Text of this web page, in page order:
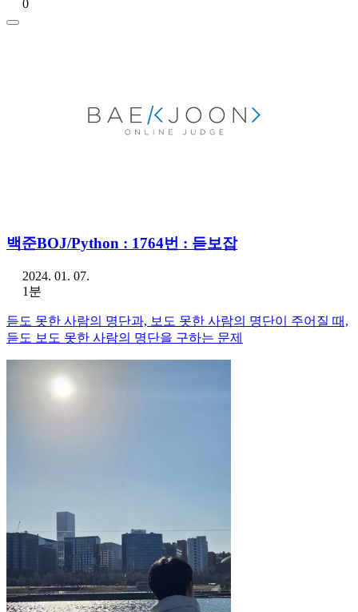
0
백준BOJ/Python : 1764번 : 듣보잡
2024. 01. 07.
1분
듣도 못한 사람의 명단과, 보도 못한 사람의 명단이 주어질 때,
듣도 보도 못한 사람의 명단을 구하는 문제